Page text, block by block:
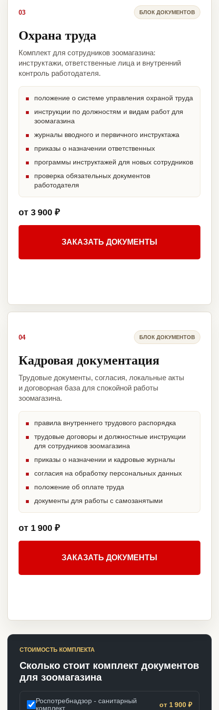
03 БЛОК ДОКУМЕНТОВ
Охрана труда
Комплект для сотрудников зоомагазина:
инструктажи, ответственные лица и внутренний
контроль работодателя.
положение о системе управления охраной труда
инструкции по должностям и видам работ для
зоомагазина
журналы вводного и первичного инструктажа
приказы о назначении ответственных
программы инструктажей для новых сотрудников
проверка обязательных документов
работодателя
от 3 900 ₽
ЗАКАЗАТЬ ДОКУМЕНТЫ
04 БЛОК ДОКУМЕНТОВ
Кадровая документация
Трудовые документы, согласия, локальные акты
и договорная база для спокойной работы
зоомагазина.
правила внутреннего трудового распорядка
трудовые договоры и должностные инструкции
для сотрудников зоомагазина
приказы о назначении и кадровые журналы
согласия на обработку персональных данных
положение об оплате труда
документы для работы с самозанятыми
от 1 900 ₽
ЗАКАЗАТЬ ДОКУМЕНТЫ
СТОИМОСТЬ КОМПЛЕКТА
Сколько стоит комплект документов
для зоомагазина
Роспотребнадзор - санитарный
комплект
от 1 900 ₽